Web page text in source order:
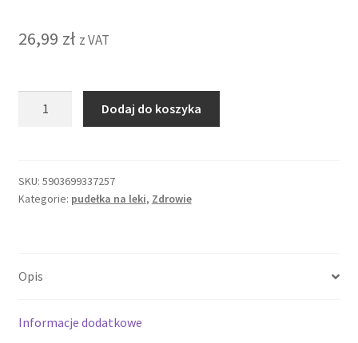
26,99 zł z VAT
LEKI
PUDEŁKO
dni
Dodaj do koszyka
SKU: 5903699337257
Kategorie: pudełka na leki, Zdrowie
Opis
Informacje dodatkowe